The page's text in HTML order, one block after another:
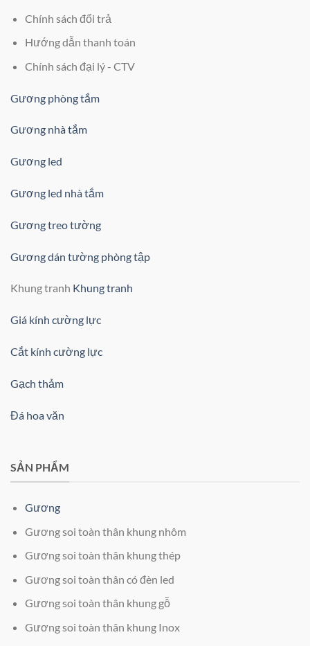
Chính sách đổi trả
Hướng dẫn thanh toán
Chính sách đại lý - CTV
Gương phòng tắm
Gương nhà tắm
Gương led
Gương led nhà tắm
Gương treo tường
Gương dán tường phòng tập
Khung tranh Khung tranh
Giá kính cường lực
Cắt kính cường lực
Gạch thảm
Đá hoa văn
SẢN PHẨM
Gương
Gương soi toàn thân khung nhôm
Gương soi toàn thân khung thép
Gương soi toàn thân có đèn led
Gương soi toàn thân khung gỗ
Gương soi toàn thân khung Inox